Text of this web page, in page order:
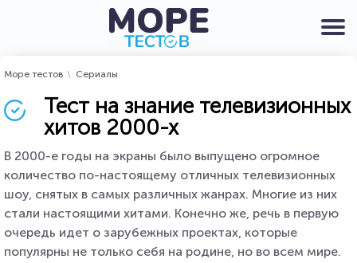
Море тестов Сериалы
Тест на знание телевизионных
хитов 2000-х
В 2000-е годы на экраны было выпущено огромное
количество по-настоящему отличных телевизионных
шоу, снятых в самых различных жанрах. Многие из них
стали настоящими хитами. Конечно же, речь в первую
очередь идет о зарубежных проектах, которые
популярны не только себя на родине, но во всем мире.